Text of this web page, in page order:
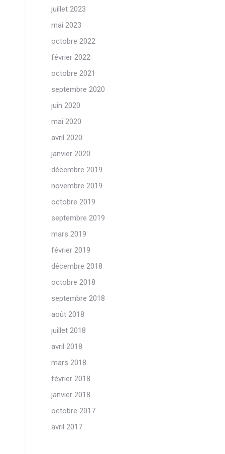
juillet 2023
mai 2023
octobre 2022
février 2022
octobre 2021
septembre 2020
juin 2020
mai 2020
avril 2020
janvier 2020
décembre 2019
novembre 2019
octobre 2019
septembre 2019
mars 2019
février 2019
décembre 2018
octobre 2018
septembre 2018
août 2018
juillet 2018
avril 2018
mars 2018
février 2018
janvier 2018
octobre 2017
avril 2017